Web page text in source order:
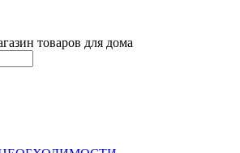
товаров для дома